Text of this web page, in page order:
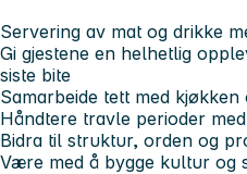
Servering av mat og drikke
Gi gjestene en helhetlig
siste bite
Samarbeide tett med kjøkken
Håndtere travle perioder
Bidra til struktur, orden og
Være med å bygge kultur og